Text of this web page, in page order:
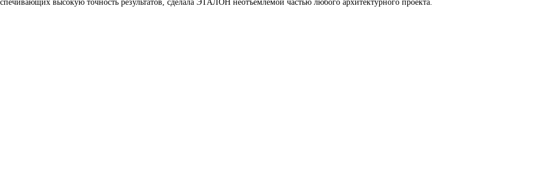
высокую точность результатов, сделала ЭТАЛОН неотъемлемой частью любого архитектурного проекта.